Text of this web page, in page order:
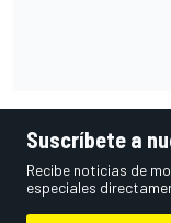
Suscríbete a
Recibe noticias de
especiales